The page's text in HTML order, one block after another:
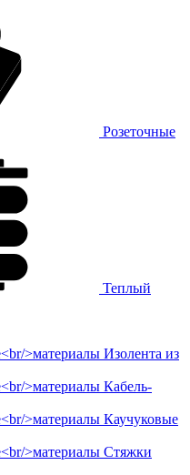
Розеточные
Теплый
Изолента из
Кабель-
Каучуковые
Стяжки